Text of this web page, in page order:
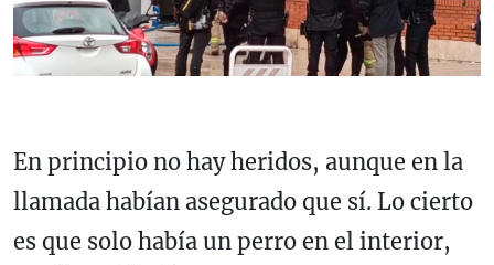
En principio no hay heridos, aunque en la
llamada habían asegurado que sí. Lo cierto
es que solo había un perro en el interior,